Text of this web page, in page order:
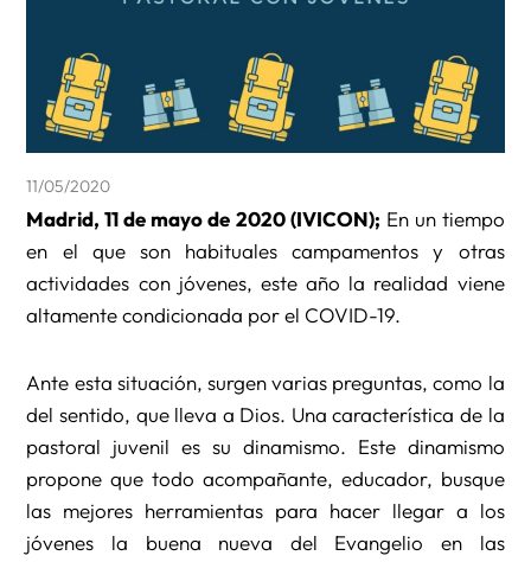
11/05/2020
Madrid, 11 de mayo de 2020 (IVICON); En un tiempo
en el que son habituales campamentos y otras
actividades con jóvenes, este año la realidad viene
altamente condicionada por el COVID-19.
Ante esta situación, surgen varias preguntas, como la
del sentido, que lleva a Dios. Una característica de la
pastoral juvenil es su dinamismo. Este dinamismo
propone que todo acompañante, educador, busque
las mejores herramientas para hacer llegar a los
jóvenes la buena nueva del Evangelio en las